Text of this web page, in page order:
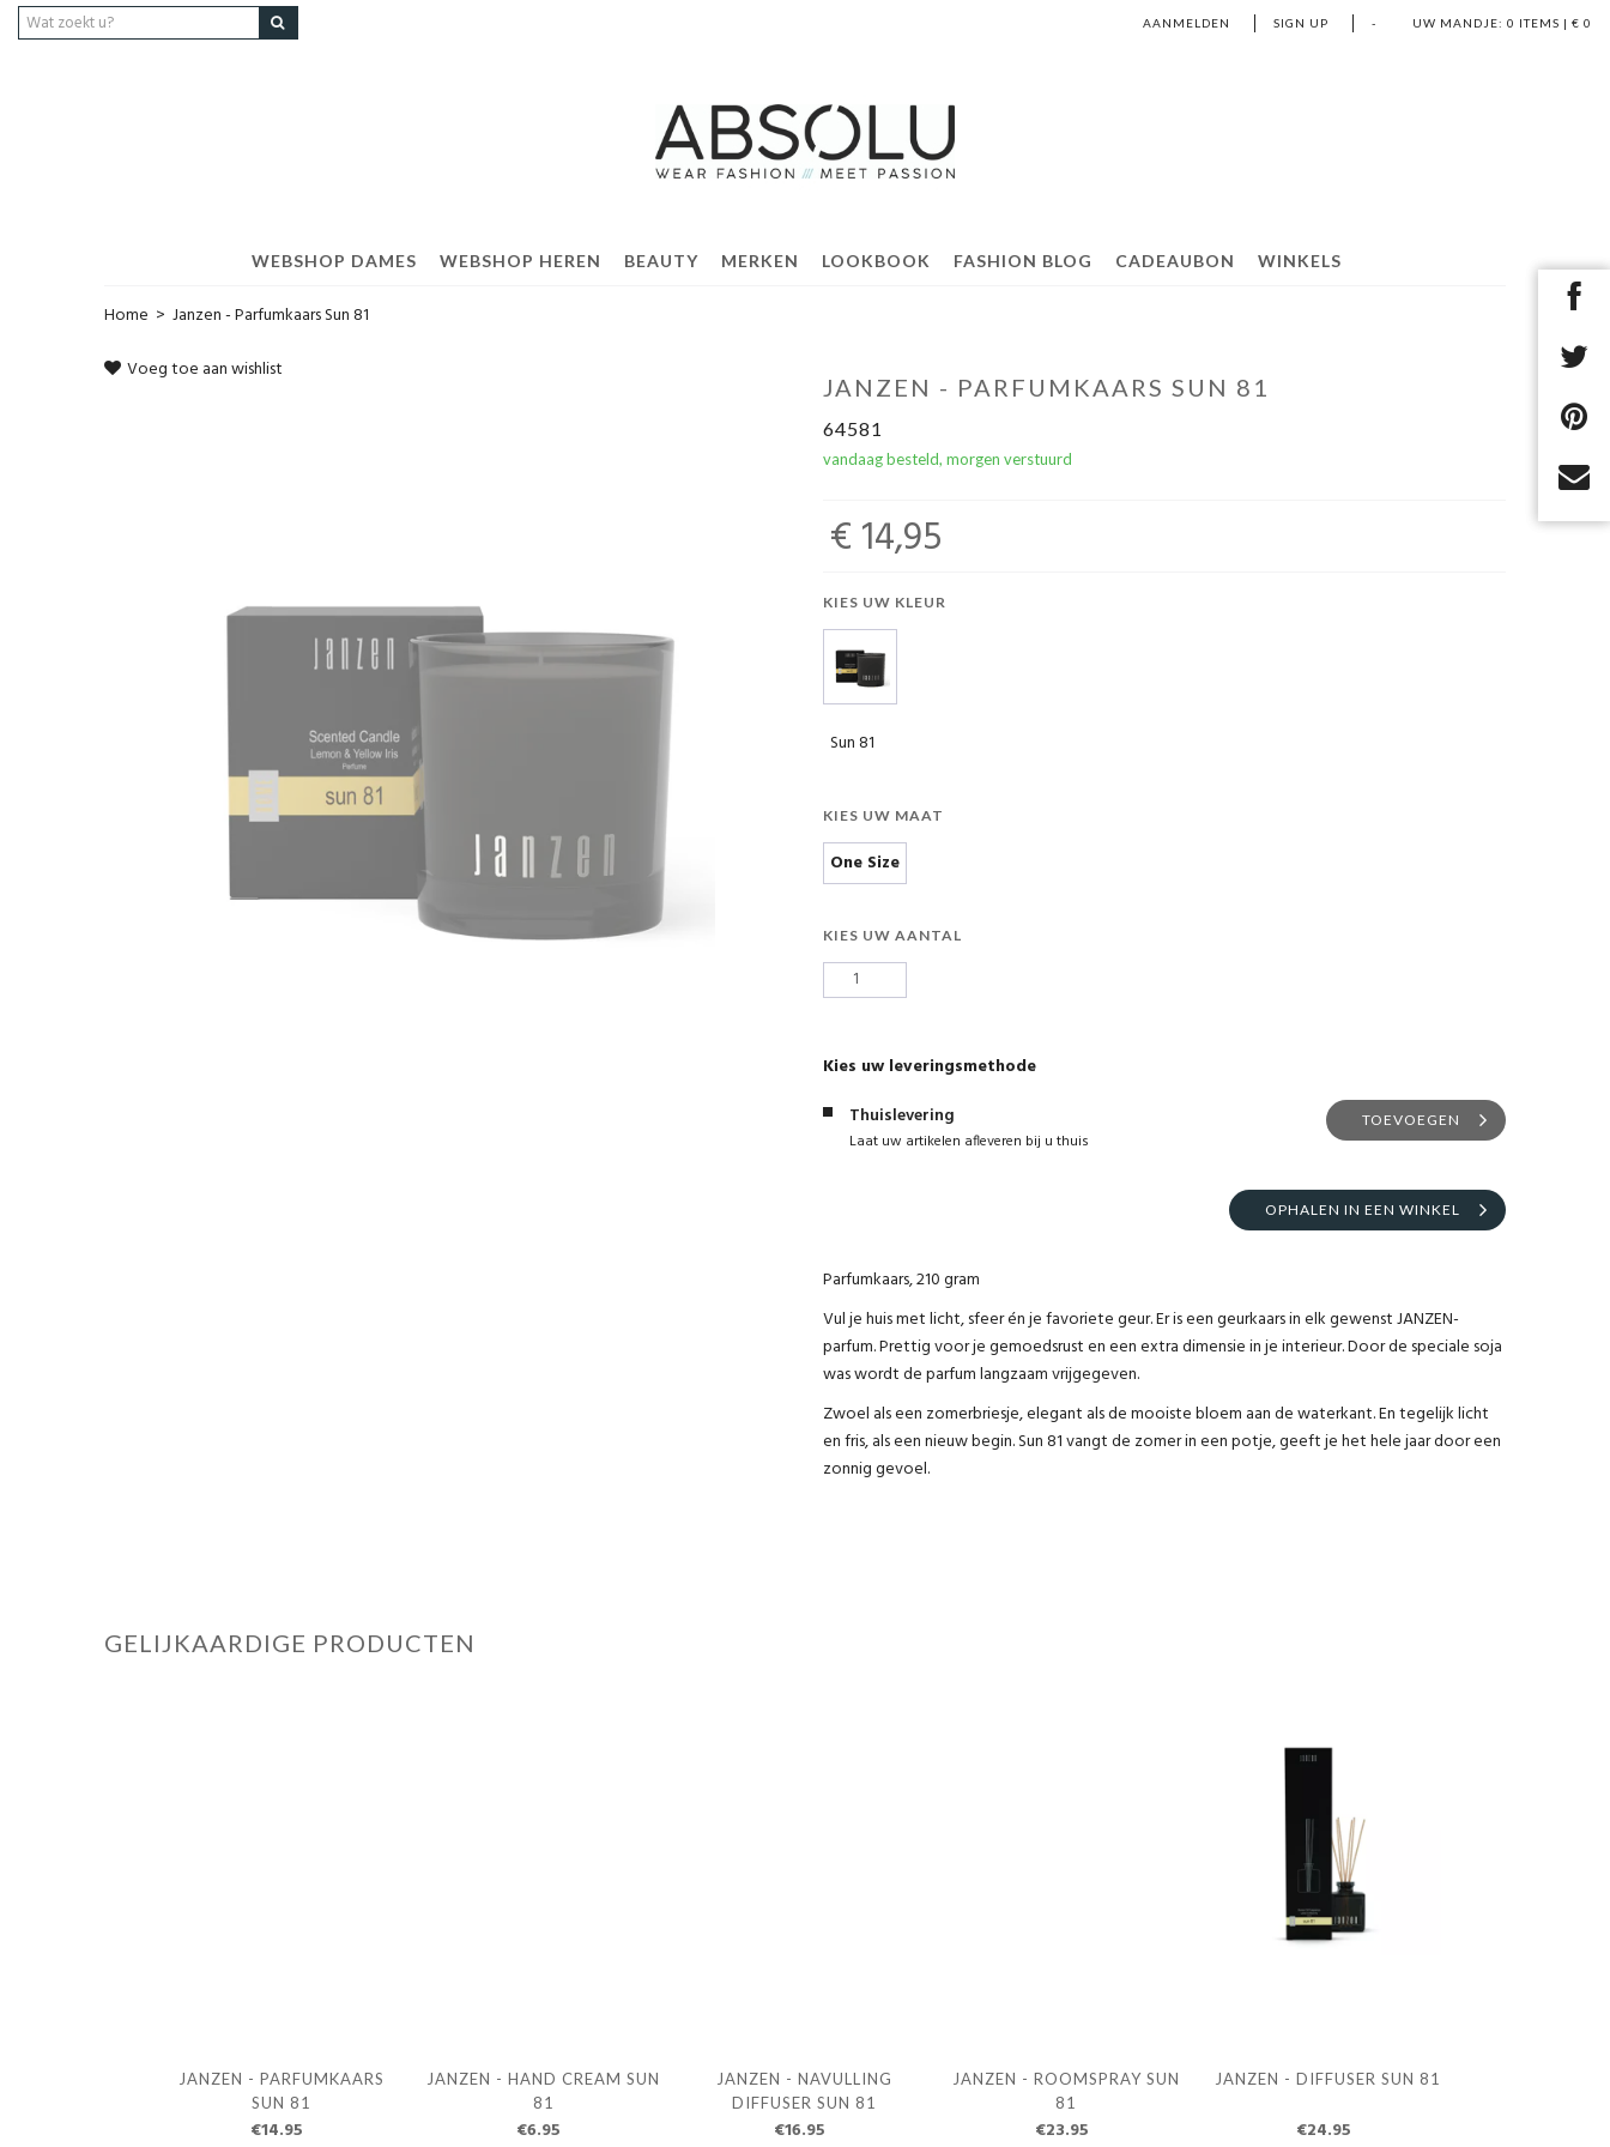
UW MANDJE: 0 ITEMS | € 0
AANMELDEN SIGN UP -
WEBSHOP DAMES WEBSHOP HEREN BEAUTY MERKEN LOOKBOOK FASHION BLOG CADEAUBON WINKELS
Home > Janzen - Parfumkaars Sun 81
Voeg toe aan wishlist
JANZEN - PARFUMKAARS SUN 81
64581
vandaag besteld, morgen verstuurd
€ 14,95
KIES UW KLEUR
Sun 81
KIES UW MAAT
One Size
KIES UW AANTAL
Kies uw leveringsmethode
Thuislevering
Laat uw artikelen afleveren bij u thuis
TOEVOEGEN
OPHALEN IN EEN WINKEL
Parfumkaars, 210 gram
Vul je huis met licht, sfeer én je favoriete geur. Er is een geurkaars in elk gewenst JANZEN-
parfum. Prettig voor je gemoedsrust en een extra dimensie in je interieur. Door de speciale soja
was wordt de parfum langzaam vrijgegeven.
Zwoel als een zomerbriesje, elegant als de mooiste bloem aan de waterkant. En tegelijk licht
en fris, als een nieuw begin. Sun 81 vangt de zomer in een potje, geeft je het hele jaar door een
zonnig gevoel.
GELIJKAARDIGE PRODUCTEN
JANZEN - PARFUMKAARS
SUN 81
€14.95
JANZEN - HAND CREAM SUN
81
€6.95
JANZEN - NAVULLING
DIFFUSER SUN 81
€16.95
JANZEN - ROOMSPRAY SUN
81
€23.95
JANZEN - DIFFUSER SUN 81
€24.95